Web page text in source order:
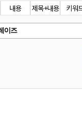
내용 제목+내용 키워